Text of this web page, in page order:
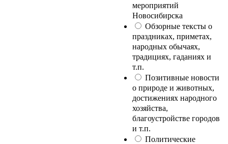
мероприятий
Новосибирска
Обзорные тексты о
праздниках, приметах,
народных обычаях,
традициях, гаданиях и
т.п.
Позитивные новости
о природе и животных,
достижениях народного
хозяйства,
благоустройстве городов
и т.п.
Политические